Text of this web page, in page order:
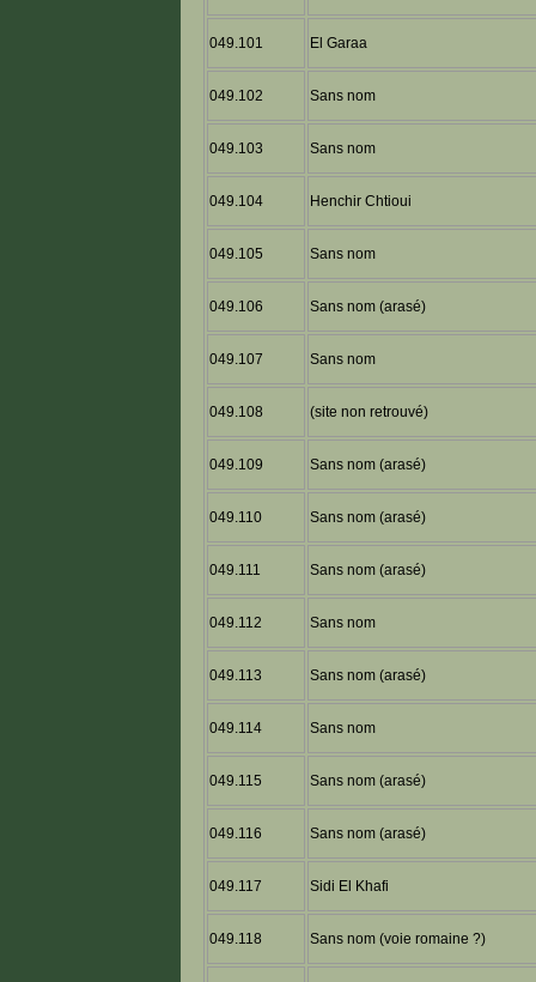
049.101 El Garaa
049.102 Sans nom
049.103 Sans nom
049.104 Henchir Chtioui
049.105 Sans nom
049.106 Sans nom (arasé)
049.107 Sans nom
049.108 (site non retrouvé)
049.109 Sans nom (arasé)
049.110 Sans nom (arasé)
049.111 Sans nom (arasé)
049.112 Sans nom
049.113 Sans nom (arasé)
049.114 Sans nom
049.115 Sans nom (arasé)
049.116 Sans nom (arasé)
049.117 Sidi El Khafi
049.118 Sans nom (voie romaine ?)